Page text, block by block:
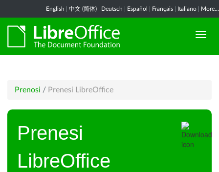
English 中文 (简体) Deutsch Español Français Italiano More...
Prenosi / Prenesi LibreOffice
Prenesi
LibreOffice